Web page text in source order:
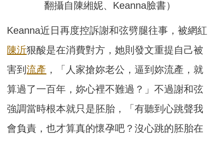
翻攝自陳緗妮、Keanna臉書）
Keanna近日再度控訴謝和弦劈腿往事，被網紅
陳沂狠酸是在消費對方，她則發文重提自己被
害到流產 ，「人家搶妳老公，逼到妳流產，就
算過了一百年，妳心裡不難過？」不過謝和弦
強調當時根本就只是胚胎，「有聽到心跳聲我
會負責，也才算真的懷孕吧？沒心跳的胚胎在